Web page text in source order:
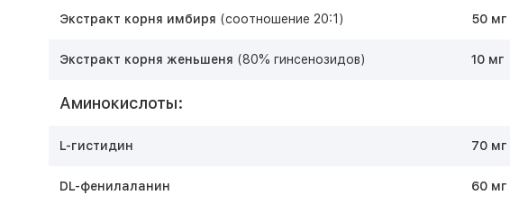
Экстракт корня имбиря (соотношение 20:1) 50 мг
Экстракт корня женьшеня (80% гинсенозидов) 10 мг
Аминокислоты:
L-гистидин 70 мг
DL-фенилаланин 60 мг